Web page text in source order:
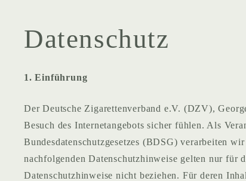
Datenschutz
1. Einführung
Der Deutsche Zigarettenverband e.V. (DZV),
Besuch des Internetangebots sicher fühlen. Als
Bundesdatenschutzgesetzes (BDSG) verarbeiten
nachfolgenden Datenschutzhinweise gelten nur für
Datenschutzhinweise nicht beziehen. Für deren